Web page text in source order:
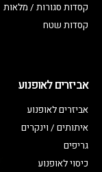
קסדות סגורות / מלאות
קסדות שטח
אביזרים לאופנוע
אביזרים לאופנוע
איתותים / וינקרים
גריפים
כיסוי לאופנוע